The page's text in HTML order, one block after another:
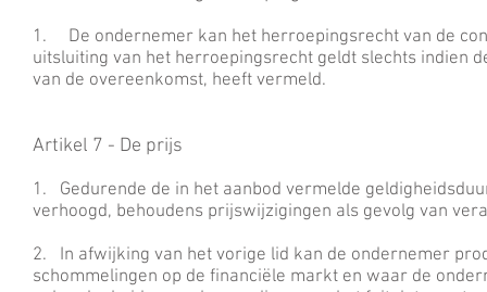
1. De ondernemer kan het herroepingsrecht van de
uitsluiting van het herroepingsrecht geldt slechts indien
van de overeenkomst, heeft vermeld.
Artikel 7 - De prijs
1. Gedurende de in het aanbod vermelde
verhoogd, behoudens prijswijzigingen als gevolg van
2. In afwijking van het vorige lid kan de ondernemer
schommelingen op de financiële markt en waar de